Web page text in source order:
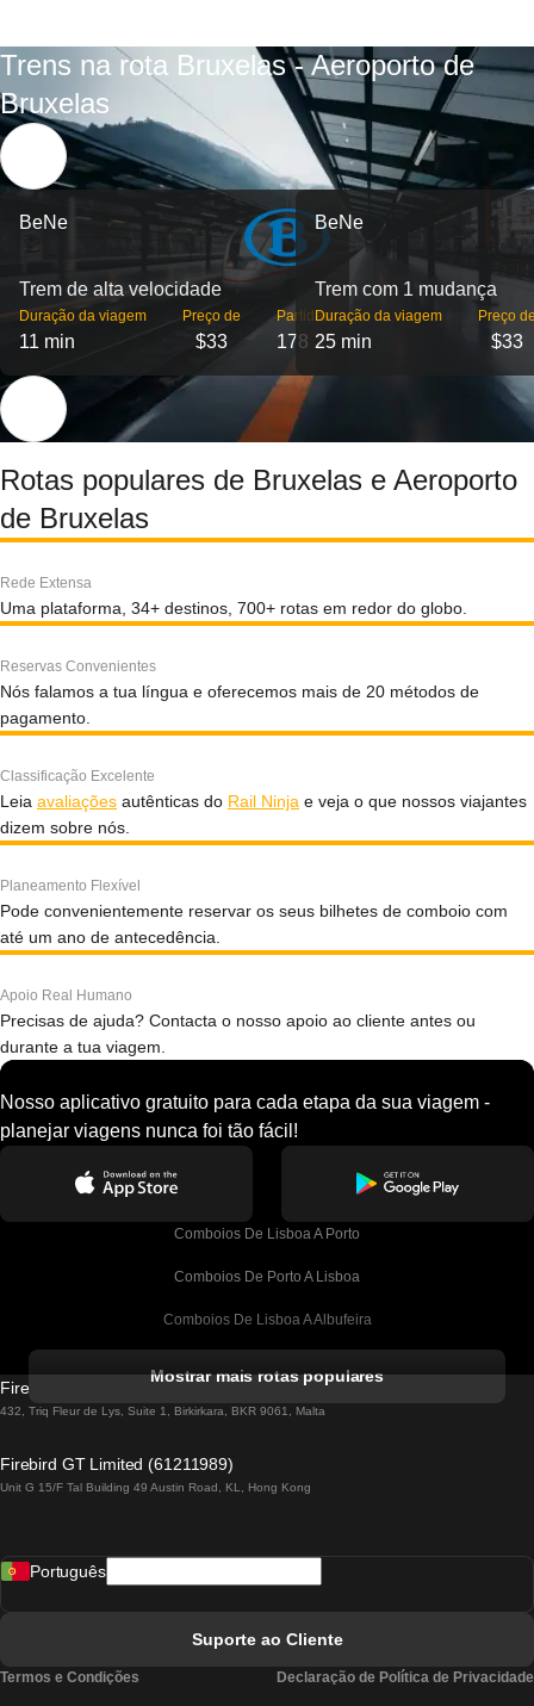
Trens na rota Bruxelas - Aeroporto de
Bruxelas
BeNe
Trem de alta velocidade
Duração da viagem
11 min
Preço de
$33
Partidas
178
BeNe
Trem com 1 mudança
Duração da viagem
25 min
Preço
$33
Rotas populares de Bruxelas e Aeroporto
de Bruxelas
Rede Extensa
Uma plataforma, 34+ destinos, 700+ rotas em redor do globo.
Reservas Convenientes
Nós falamos a tua língua e oferecemos mais de 20 métodos de
pagamento.
Classificação Excelente
Leia avaliações autênticas do Rail Ninja e veja o que nossos viajantes
dizem sobre nós.
Planeamento Flexível
Pode convenientemente reservar os seus bilhetes de comboio com
até um ano de antecedência.
Apoio Real Humano
Precisas de ajuda? Contacta o nosso apoio ao cliente antes ou
durante a tua viagem.
Nosso aplicativo gratuito para cada etapa da sua viagem -
planejar viagens nunca foi tão fácil!
Comboios De Lisboa A Porto
Comboios De Porto A Lisboa
Comboios De Lisboa A Albufeira
Comboios De Lisboa A Lagos
Comboios De Lisboa A Madrid
Mostrar mais rotas populares
Firebird GT Limited (OC 1451)
432, Triq Fleur de Lys, Suite 1, Birkirkara, BKR 9061, Malta
Firebird GT Limited (61211989)
Unit G 15/F Tal Building 49 Austin Road, KL, Hong Kong
Português
Suporte ao Cliente
Termos e Condições Declaração de Política de Privacidade